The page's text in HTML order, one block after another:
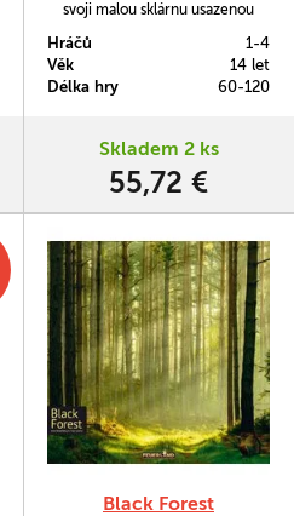
svoji malou sklárnu usazenou
Hráčů
1-4
Věk
14 let
Délka hry
60-120
Skladem 2 ks
55,72 €
Black Forest